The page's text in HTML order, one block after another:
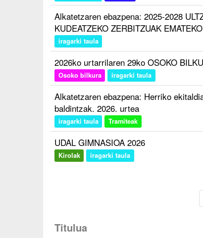
Alkatetzaren ebazpena: 2025-2028
KUDEATZEKO ZERBITZUAK
iragarki taula
2026ko urtarrilaren 29ko OSOKO
Osoko bilkura iragarki taula
Alkatetzaren ebazpena: Herriko
baldintzak. 2026. urtea
iragarki taula Tramiteak
UDAL GIMNASIOA 2026
Kirolak iragarki taula
Titulua